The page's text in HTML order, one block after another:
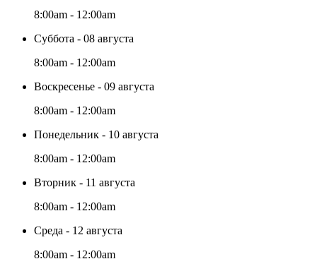
8:00am - 12:00am
Суббота - 08 августа
8:00am - 12:00am
Воскресенье - 09 августа
8:00am - 12:00am
Понедельник - 10 августа
8:00am - 12:00am
Вторник - 11 августа
8:00am - 12:00am
Среда - 12 августа
8:00am - 12:00am